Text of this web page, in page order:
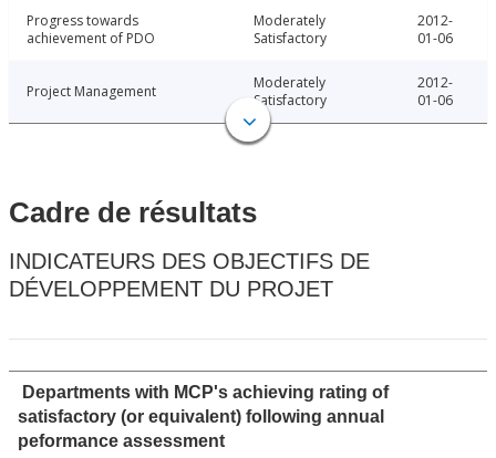
Progress towards
achievement of PDO
Moderately
Satisfactory
2012-
01-06
Project Management
Moderately
Satisfactory
2012-
01-06
Cadre de résultats
INDICATEURS DES OBJECTIFS DE
DÉVELOPPEMENT DU PROJET
Departments with MCP's achieving rating of
satisfactory (or equivalent) following annual
peformance assessment